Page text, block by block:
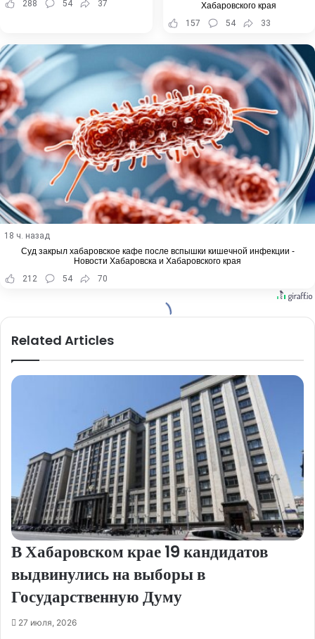
288 54 37
Хабаровского края
157
54 33
18 ч. назад
Суд закрыл хабаровское кафе после вспышки кишечной инфекции -
Новости Хабаровска и Хабаровского края
212
54 70
Related Articles
В Хабаровском крае 19 кандидатов
выдвинулись на выборы в
Государственную Думу
27 июля, 2026